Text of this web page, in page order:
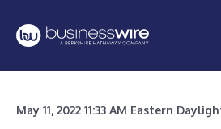
May 11, 2022 11:33 AM Eastern